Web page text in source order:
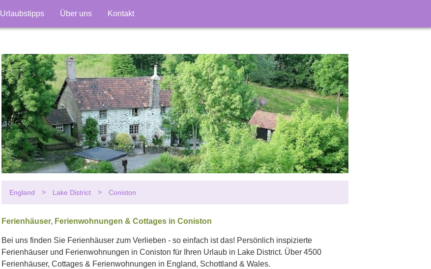
Urlaubstipps Über uns Kontakt
England Lake District Coniston
Ferienhäuser, Ferienwohnungen & Cottages in Coniston
Bei uns finden Sie Ferienhäuser zum Verlieben - so einfach ist das! Persönlich inspizierte
Ferienhäuser und Ferienwohnungen in Coniston für Ihren Urlaub in Lake District. Über 4500
Ferienhäuser, Cottages & Ferienwohnungen in England, Schottland & Wales.